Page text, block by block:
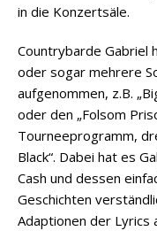
in die Konzertsäle.
Countrybarde Gabriel
oder sogar mehrere
aufgenommen, z.B.
oder den „Folsom
Tourneeprogramm,
Black“. Dabei hat es
Cash und dessen
Geschichten
Adaptionen der Lyrics